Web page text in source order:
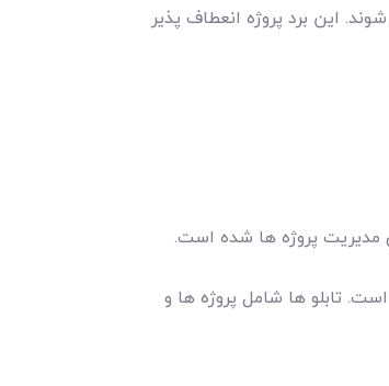
این برد پروژه انعطاف پذیر
مدیریت پروژه ها شده است.
تابلو ها شامل پروژه ها و